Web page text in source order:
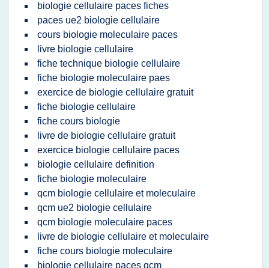
biologie cellulaire paces fiches
paces ue2 biologie cellulaire
cours biologie moleculaire paces
livre biologie cellulaire
fiche technique biologie cellulaire
fiche biologie moleculaire paes
exercice de biologie cellulaire gratuit
fiche biologie cellulaire
fiche cours biologie
livre de biologie cellulaire gratuit
exercice biologie cellulaire paces
biologie cellulaire definition
fiche biologie moleculaire
qcm biologie cellulaire et moleculaire
qcm ue2 biologie cellulaire
qcm biologie moleculaire paces
livre de biologie cellulaire et moleculaire
fiche cours biologie moleculaire
biologie cellulaire paces qcm